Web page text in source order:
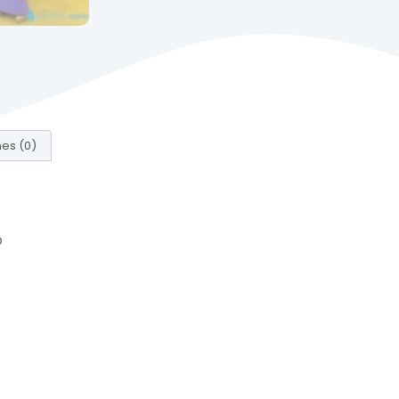
(0)